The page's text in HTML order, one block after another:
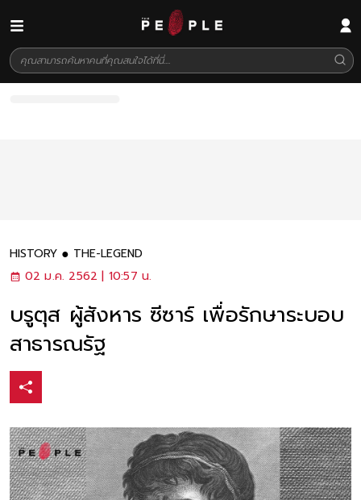
HISTORY
THE-LEGEND
02 ม.ค. 2562 | 10:57 น.
บรูตุส ผู้สังหาร ซีซาร์ เพื่อรักษาระบอบ
สาธารณรัฐ